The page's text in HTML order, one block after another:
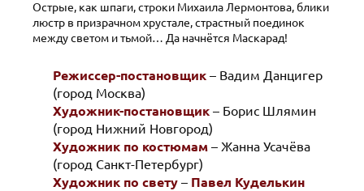
Острые, как шпаги, строки Михаила Лермонтова, блики
люстр в призрачном хрустале, страстный поединок
между светом и тьмой… Да начнётся Маскарад!
Режиссер-постановщик – Вадим Данцигер
(город Москва)
Художник-постановщик – Борис Шлямин
(город Нижний Новгород)
Художник по костюмам – Жанна Усачёва
(город Санкт-Петербург)
Художник по свету – Павел Куделькин